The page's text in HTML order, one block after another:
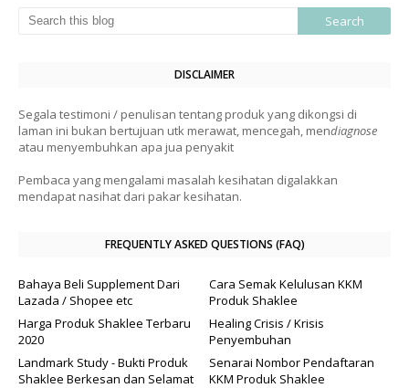
DISCLAIMER
Segala testimoni / penulisan tentang produk yang dikongsi di
laman ini bukan bertujuan utk merawat, mencegah, mendiagnose
atau menyembuhkan apa jua penyakit
Pembaca yang mengalami masalah kesihatan digalakkan
mendapat nasihat dari pakar kesihatan.
FREQUENTLY ASKED QUESTIONS (FAQ)
Bahaya Beli Supplement Dari
Lazada / Shopee etc
Cara Semak Kelulusan KKM
Produk Shaklee
Harga Produk Shaklee Terbaru
2020
Healing Crisis / Krisis
Penyembuhan
Landmark Study - Bukti Produk
Shaklee Berkesan dan Selamat
Senarai Nombor Pendaftaran
KKM Produk Shaklee